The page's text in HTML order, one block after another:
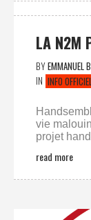
LA N2M
BYEMMANUEL
IN INFO
vie
projet
read more